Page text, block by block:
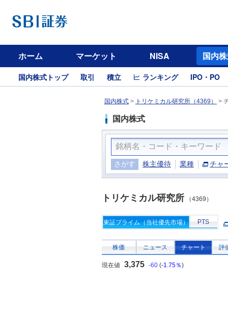
ホーム マーケット NISA 国内
国内株式トップ 取引 積立 ランキング IPO・PO
国内株式 > トリケミカル研究所（4369） >
国内株式
さがす 株主優待 業種 チャ
トリケミカル研究所 （4369）
東証プライム（当社優先市場） PTS
株価 ニュース チャート 評
現在値 3,375 -60 (-1.75％)